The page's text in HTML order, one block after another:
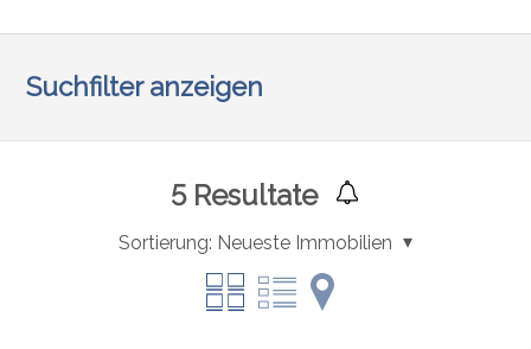
Suchfilter anzeigen
5Resultate
Sortierung: Neueste Immobilien